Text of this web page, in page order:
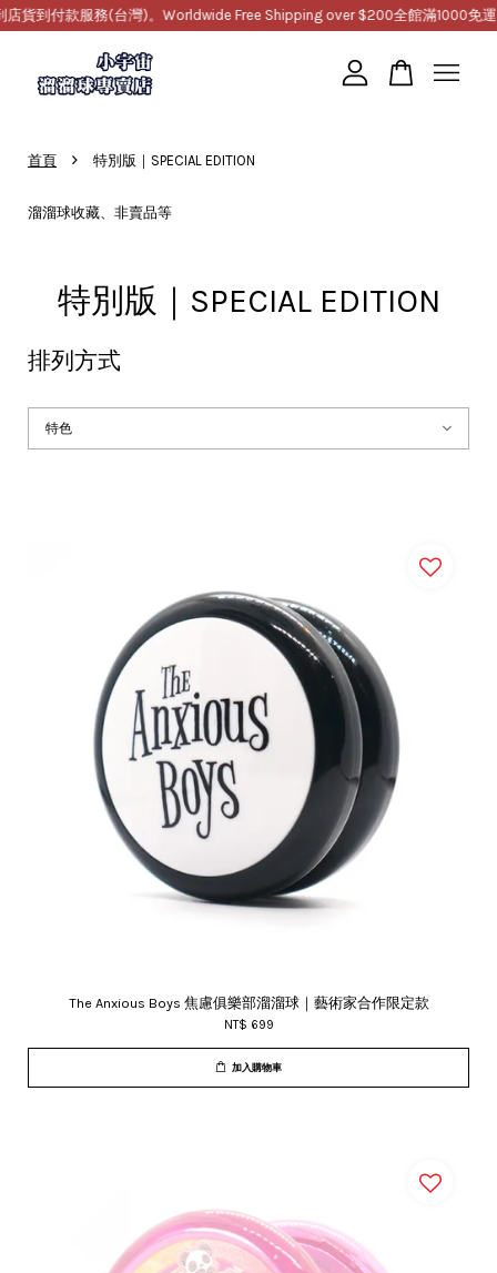
款服務(台灣)。Worldwide Free Shipping over $200全館滿1000免運，提
首頁 › 特別版｜SPECIAL EDITION
溜溜球收藏、非賣品等
特別版｜SPECIAL EDITION
排列方式
The Anxious Boys 焦慮俱樂部溜溜球｜藝術家合作限定款
NT$ 699
加入購物車